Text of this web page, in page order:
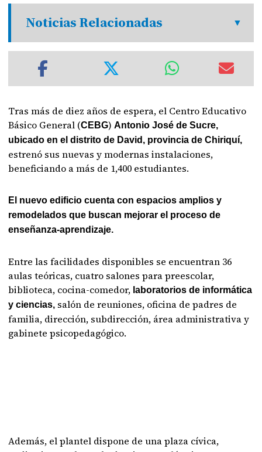
Noticias Relacionadas
Tras más de diez años de espera, el Centro Educativo
Básico General (CEBG)Antonio José de Sucre,
ubicado en el distrito de David, provincia de Chiriquí,
estrenó sus nuevas y modernas instalaciones,
beneficiando a más de 1,400 estudiantes.
El nuevo edificio cuenta con espacios amplios y
remodelados que buscan mejorar el proceso de
enseñanza-aprendizaje.
Entre las facilidades disponibles se encuentran 36
aulas teóricas, cuatro salones para preescolar,
biblioteca, cocina-comedor, laboratorios de informática
y ciencias, salón de reuniones, oficina de padres de
familia, dirección, subdirección, área administrativa y
gabinete psicopedagógico.
Además, el plantel dispone de una plaza cívica,